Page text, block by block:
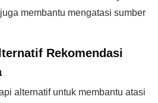
membantu mengatasi sumber
Rekomendasi
alternatif untuk membantu atasi